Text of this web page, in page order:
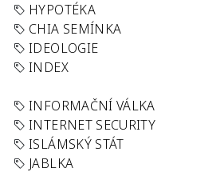
HYPOTÉKA
CHIA SEMÍNKA
IDEOLOGIE
INDEX
INFORMAČNÍ VÁLKA
INTERNET SECURITY
ISLÁMSKÝ STÁT
JABLKA